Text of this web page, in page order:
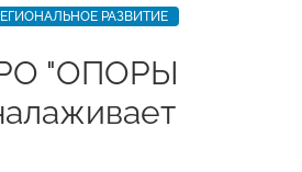
РАЗВИТИЕ
"ОПОРЫ